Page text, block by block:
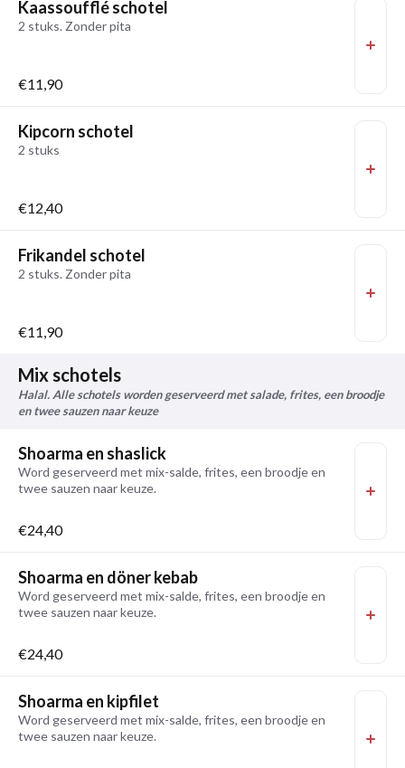
Kaassoufflé schotel
2 stuks. Zonder pita
€11,90
Kipcorn schotel
2 stuks
€12,40
Frikandel schotel
2 stuks. Zonder pita
€11,90
Mix schotels
Halal. Alle schotels worden geserveerd met salade, frites, een broodje
en twee sauzen naar keuze
Shoarma en shaslick
Word geserveerd met mix-salde, frites, een broodje en
twee sauzen naar keuze.
€24,40
Shoarma en döner kebab
Word geserveerd met mix-salde, frites, een broodje en
twee sauzen naar keuze.
€24,40
Shoarma en kipfilet
Word geserveerd met mix-salde, frites, een broodje en
twee sauzen naar keuze.